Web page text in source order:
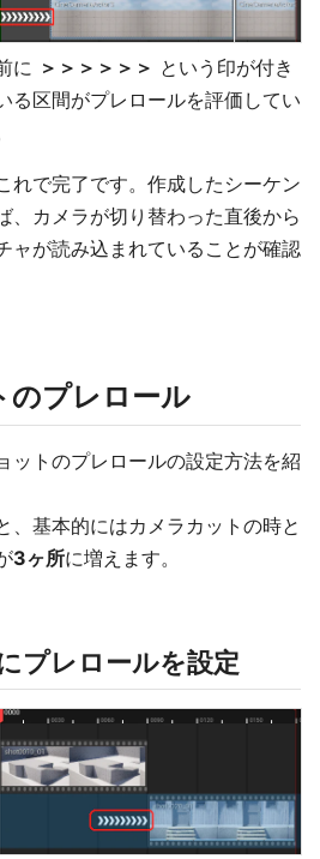
に ＞＞＞＞＞＞ という印が付き
る区間がプレロールを評価してい
れで完了です。作成したシーケン
、カメラが切り替わった直後から
ャが読み込まれていることが確認
のプレロール
ットのプレロールの設定方法を紹
、基本的にはカメラカットの時と
3ヶ所に増えます。
プレロールを設定